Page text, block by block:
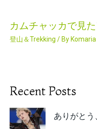
カムチャッカで見
登山＆Trekking / By Komaria
Recent Posts
ありがとう